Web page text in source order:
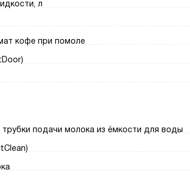
л
кофе при помоле
подачи молока из ёмкости для воды